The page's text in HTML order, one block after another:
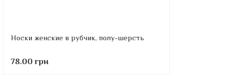
Носки женские в рубчик, полу-шерсть
78.00 грн